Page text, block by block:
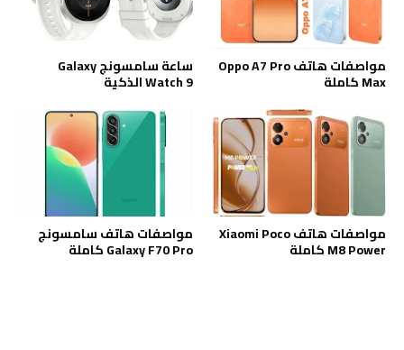
مواصفات هاتف Oppo A7 Pro
Max كاملة
ساعة سامسونج Galaxy
Watch 9 الذكية
مواصفات هاتف Xiaomi Poco
M8 Power كاملة
مواصفات هاتف سامسونج
Galaxy F70 Pro كاملة